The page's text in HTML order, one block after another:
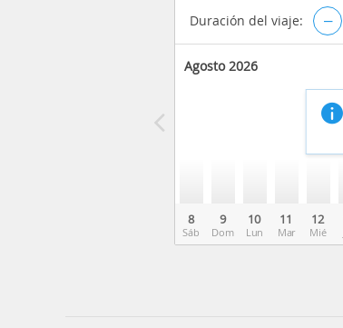
Duración del viaje: –
Agosto 2026
8
Sáb
9
Dom
10
Lun
11
Mar
12
Mié